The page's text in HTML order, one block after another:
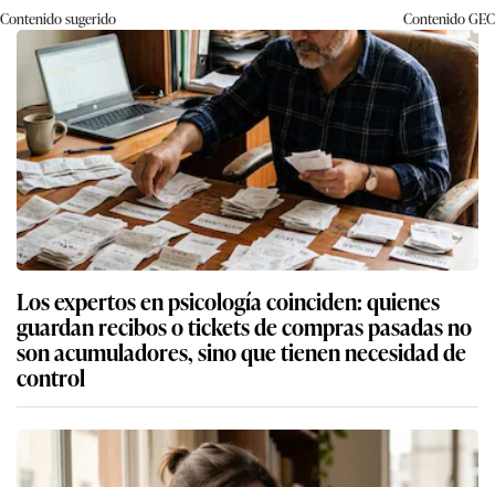
Contenido sugerido ContenidoGEC
Los expertos en psicología coinciden: quienes
guardan recibos o tickets de compras pasadas no
son acumuladores, sino que tienen necesidad de
control